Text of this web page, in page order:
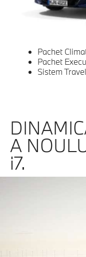
Pachet
Pachet
Sistem
A
i7.